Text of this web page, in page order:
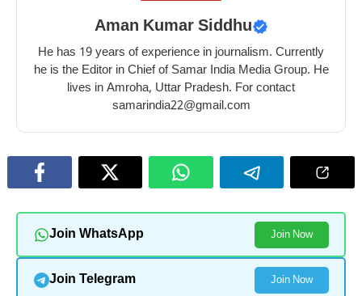
Aman Kumar Siddhu
He has 19 years of experience in journalism. Currently
he is the Editor in Chief of Samar India Media Group. He
lives in Amroha, Uttar Pradesh. For contact
samarindia22@gmail.com
Join WhatsApp Join Now
Join Telegram Join Now